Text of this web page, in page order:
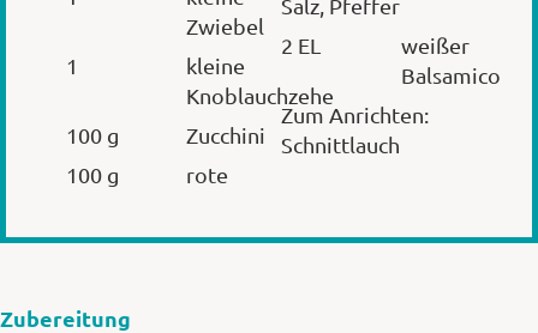
Zwiebel
1
kleine
Knoblauchzehe
100 g
Zucchini
100 g
rote
Salz, Pfeffer
2 EL
weißer
Balsamico
Zum Anrichten:
Schnittlauch
Zubereitung